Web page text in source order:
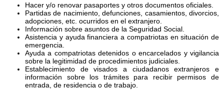
Hacer y/o renovar pasaportes y otros documentos oficiales.
Partidas de nacimiento, defunciones, casamientos, divorcios,
adopciones, etc. ocurridos en el extranjero.
Información sobre asuntos de la Seguridad Social.
Asistencia y ayuda financiera a compatriotas en situación de
emergencia.
Ayuda a compatriotas detenidos o encarcelados y vigilancia
sobre la legitimidad de procedimientos judiciales.
Establecimiento de visados a ciudadanos extranjeros e
información sobre los trámites para recibir permisos de
entrada, de residencia o de trabajo.